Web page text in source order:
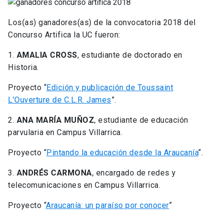
Los(as) ganadores(as) de la convocatoria 2018 del
Concurso Artifica la UC fueron:
1. AMALIA CROSS, estudiante de doctorado en
Historia.
Proyecto “Edición y publicación de Toussaint
L’Ouverture de C.L.R. James”.
2. ANA MARÍA MUÑOZ, estudiante de educación
parvularia en Campus Villarrica.
Proyecto “Pintando la educación desde la Araucanía“.
3. ANDRÉS CARMONA, encargado de redes y
telecomunicaciones en Campus Villarrica.
Proyecto “Araucanía: un paraíso por conocer“